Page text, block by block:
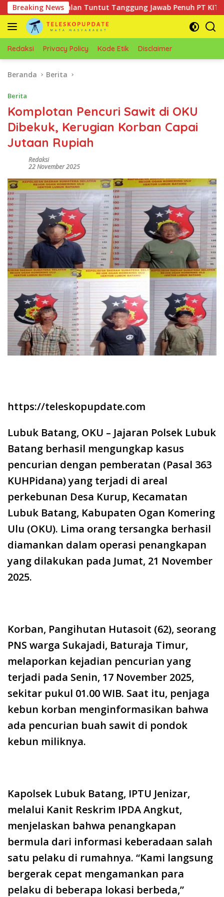
Langsung
ke
konten
Breaking News
ke Jalan Tuntut Tanggung Jawab Penuh PT KIT
Redaksi Privacy Policy Kode Etik Disclaimer
Beranda Berita
Berita
Komplotan Pencuri Sawit di OKU
Dibekuk, Kerugian Korban Capai
Jutaan Rupiah
Redaksi
22 November 2025
https://teleskopupdate.com
Lubuk Batang, OKU – Jajaran Polsek Lubuk
Batang berhasil mengungkap kasus
pencurian dengan pemberatan (Pasal 363
KUHPidana) yang terjadi di areal
perkebunan Desa Kurup, Kecamatan
Lubuk Batang, Kabupaten Ogan Komering
Ulu (OKU). Lima orang tersangka berhasil
diamankan dalam operasi penangkapan
yang dilakukan pada Jumat, 21 November
2025.
Korban, Pangihutan Hutasoit (62), seorang
PNS warga Sukajadi, Baturaja Timur,
melaporkan kejadian pencurian yang
terjadi pada Senin, 17 November 2025,
sekitar pukul 01.00 WIB. Saat itu, penjaga
kebun korban menginformasikan bahwa
ada pencurian buah sawit di pondok
kebun miliknya.
Kapolsek Lubuk Batang, IPTU Jenizar,
melalui Kanit Reskrim IPDA Angkut,
menjelaskan bahwa penangkapan
bermula dari informasi keberadaan salah
satu pelaku di rumahnya. “Kami langsung
bergerak cepat mengamankan para
pelaku di beberapa lokasi berbeda,”